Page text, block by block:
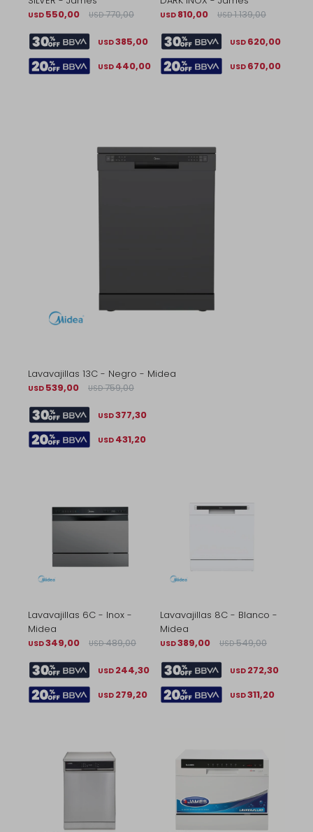
USD 550,00 USD 770,00
USD385,00
USD 440,00
USD 810,00 USD 1.139,00
USD 620,00
USD 670,00
Lavavajillas 13C - Negro - Midea
USD 539,00 USD 759,00
USD377,30
USD 431,20
Lavavajillas 6C - Inox -
Midea
USD349,00 USD 489,00
USD 244,30
USD 279,20
Lavavajillas 8C - Blanco -
Midea
USD389,00 USD 549,00
USD 272,30
USD311,20